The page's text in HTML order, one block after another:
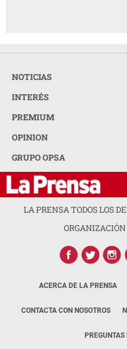
NOTICIAS
INTERÉS
PREMIUM
OPINION
GRUPO OPSA
LA PRENSA TODOS LOS
ACERCA DE LA PRENSA
CONTACTA CON NOSOTROS
PREGUNTAS